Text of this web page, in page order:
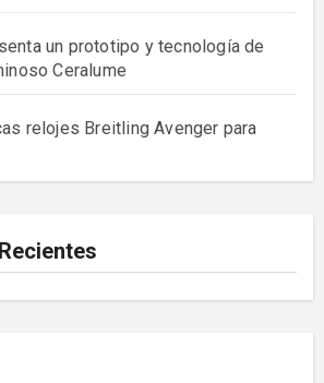
un prototipo y tecnología de
Ceralume
relojes Breitling Avenger para